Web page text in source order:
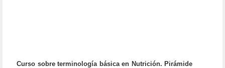
Curso sobre terminología básica en Nutrición. Pirámide